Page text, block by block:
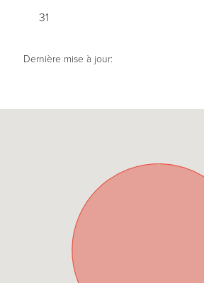
31
Dernière mise à jour: